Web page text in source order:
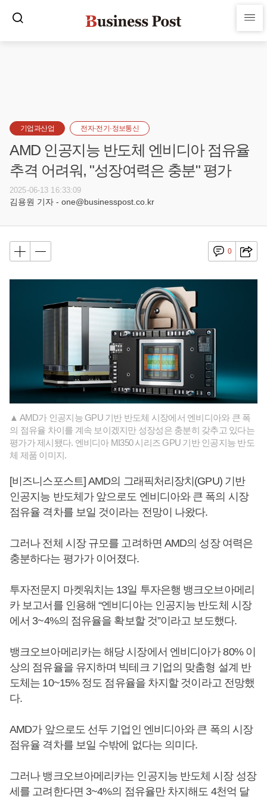
기업과산업 전자·전기·정보통신
AMD 인공지능 반도체 엔비디아 점유율
추격 어려워, "성장여력은 충분" 평가
2025-06-13 16:33:09
김용원 기자 - one@businesspost.co.kr
0
▲ AMD가 인공지능 GPU 기반 반도체 시장에서 엔비디아와 큰 폭
의 점유율 차이를 계속 보이겠지만 성장성은 충분히 갖추고 있다는
평가가 제시됐다. 엔비디아 MI350 시리즈 GPU 기반 인공지능 반도
체 제품 이미지.
[비즈니스포스트] AMD의 그래픽처리장치(GPU) 기반
인공지능 반도체가 앞으로도 엔비디아와 큰 폭의 시장
점유율 격차를 보일 것이라는 전망이 나왔다.
그러나 전체 시장 규모를 고려하면 AMD의 성장 여력은
충분하다는 평가가 이어졌다.
투자전문지 마켓워치는 13일 투자은행 뱅크오브아메리
카 보고서를 인용해 “엔비디아는 인공지능 반도체 시장
에서 3~4%의 점유율을 확보할 것”이라고 보도했다.
뱅크오브아메리카는 해당 시장에서 엔비디아가 80% 이
상의 점유율을 유지하며 빅테크 기업의 맞춤형 설계 반
도체는 10~15% 정도 점유율을 차지할 것이라고 전망했
다.
AMD가 앞으로도 선두 기업인 엔비디아와 큰 폭의 시장
점유율 격차를 보일 수밖에 없다는 의미다.
그러나 뱅크오브아메리카는 인공지능 반도체 시장 성장
세를 고려한다면 3~4%의 점유율만 차지해도 4천억 달